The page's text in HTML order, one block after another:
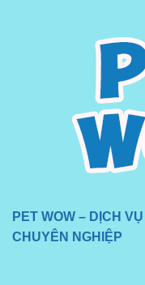
PET WOW – DỊCH
CHUYÊN NGHIỆP